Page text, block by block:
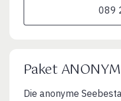
089
Paket
Die anonyme